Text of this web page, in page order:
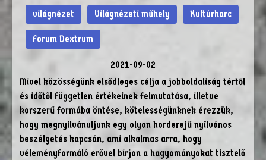
világnézet Világnézeti műhely Kultúrharc
Forum Dextrum
2021-09-02
Mivel közösségünk elsődleges célja a jobboldaliság tértől
és időtől független értékeinek felmutatása, illetve
korszerű formába öntése, kötelességünknek érezzük,
hogy megnyilvánuljunk egy olyan horderejű nyilvános
beszélgetés kapcsán, ami alkalmas arra, hogy
véleményformáló erővel bírjon a hagyományokat tisztelő